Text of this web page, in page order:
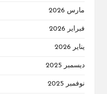
مارس 2026
فبراير 2026
يناير 2026
ديسمبر 2025
نوفمبر 2025